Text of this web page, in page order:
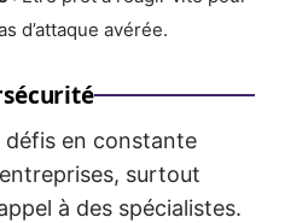
d’attaque avérée.
défis en constante
surtout
à des spécialistes.